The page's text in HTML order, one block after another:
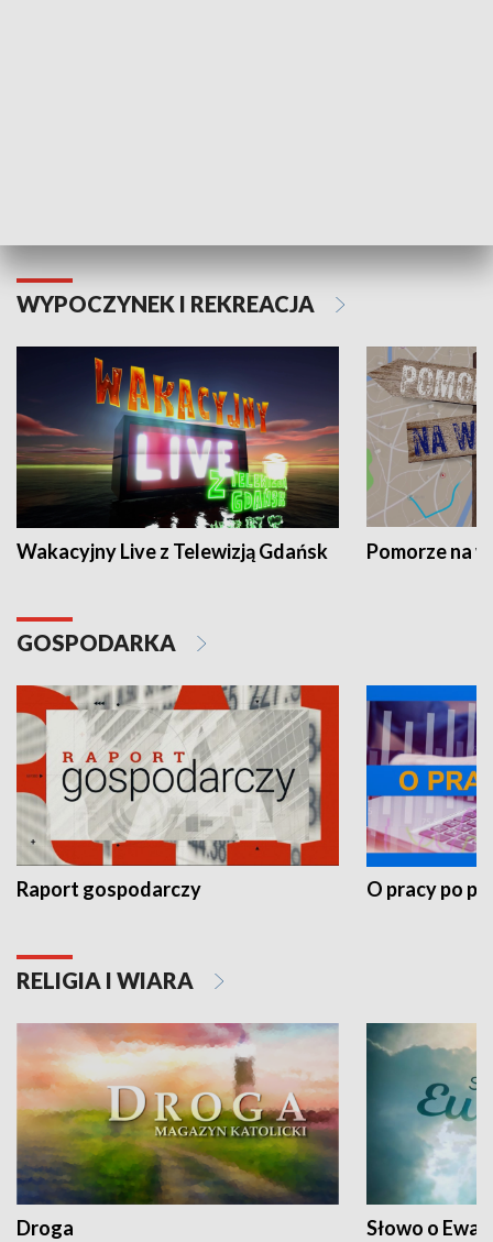
WYPOCZYNEK I REKREACJA
Wakacyjny Live z Telewizją Gdańsk Pomorze na
GOSPODARKA
Raport gospodarczy O pracy po
RELIGIA I WIARA
Droga Słowo o